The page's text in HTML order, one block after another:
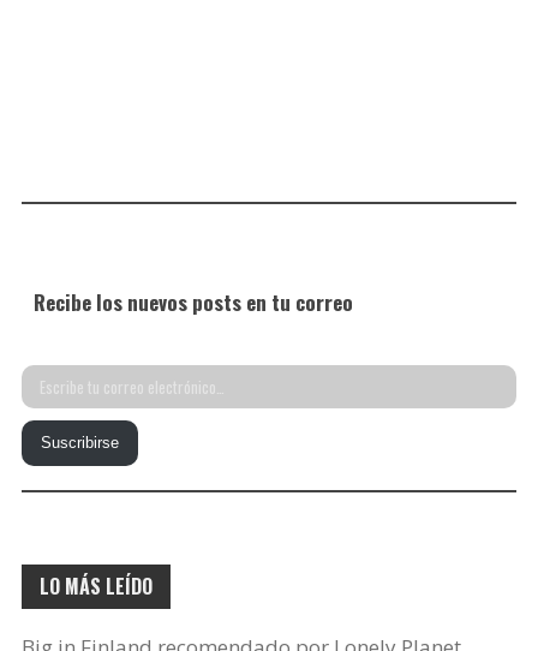
Recibe los nuevos posts en tu correo
Escribe
tu
correo
electrónico…
Suscribirse
LO MÁS LEÍDO